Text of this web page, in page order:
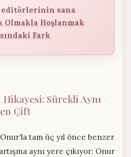
editörlerinin sana
Olmakla Hoşlanmak
Fark
Sürekli Aynı
Çift
tam üç yıl önce benzer
aynı yere çıkıyor: Onur